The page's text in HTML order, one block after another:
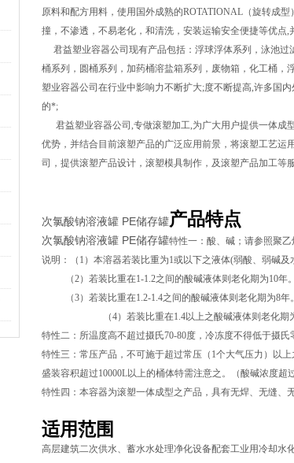
原料和配方用料，使用国外成熟的ROTATIONAL（旋转成
撞，不渗透，不易老化，和清洗，安装运输安全便捷等优点,
君益塑业容器公司现有产品包括：浮球浮体系列，泳池过
桶系列，圆桶系列，加药桶溶盐箱系列，废物箱，化工桶
塑业容器公司在行业中影响力不断扩大;度不断提高,许多国
的*;
君益塑业容器公司,专做滚塑加工,为广大用户提供一体成
优势，并结合目前滚塑产品的广泛应用前景，将滚塑工艺
司，提供滚塑产品设计，滚塑模具制作，及滚塑产品加工等服
次氯酸钠溶液罐 PE储存罐产品特点
次氯酸钠溶液罐 PE储存罐特性一：酸、碱；请参照聚
说明：（1）本溶器若装比重为1或以下之液体(弱酸、弱碱
（2）若装比重在1-1.2之间的酸碱液体则老化期为10年。
（3）若装比重在1.2-1.4之间的酸碱液体则老化期为8年。
（4）若装比重在1.4以上之酸碱液体则老化期
特性二：所温度高不超过摄氏70-80度，冷冻度不得低于摄氏
特性三：常压产品，不可施于超过常压（1个大气压力）以
盛装容积超过10000L以上的桶体特需注意之。（酸碱浓度超
特性四：本容器为滚塑一体成型之产品，具有无焊、无缝、
适用范围
高层建筑二次供水、蓄水水处理净化设备配套工业用冷却